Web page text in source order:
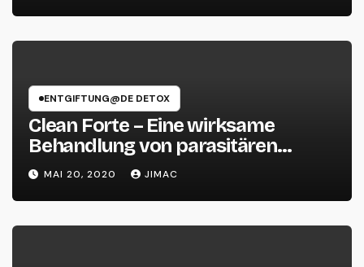
ENTGIFTUNG@DE DETOX
Clean Forte – Eine wirksame
Behandlung von parasitären
Infektionen in Menschen
MAI 20, 2020 JIMAC